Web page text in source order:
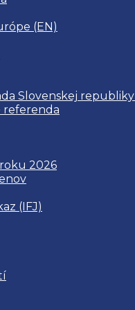
(EN)
Slovenskej republiky
referenda
2026
(IFJ)